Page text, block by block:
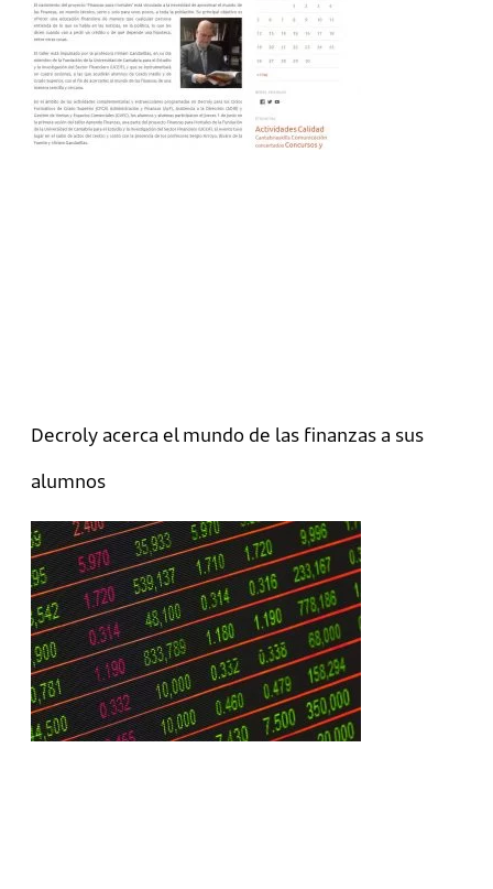
Decroly acerca el mundo de las finanzas a sus
alumnos